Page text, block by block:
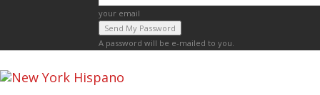
your email
A password will be e-mailed to you.
New